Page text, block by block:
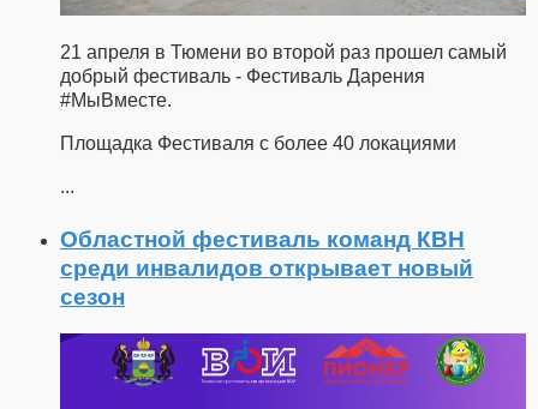
21 апреля в Тюмени во второй раз прошел самый
добрый фестиваль - Фестиваль Дарения
#МыВместе.
Площадка Фестиваля с более 40 локациями
...
Областной фестиваль команд КВН
среди инвалидов открывает новый
сезон